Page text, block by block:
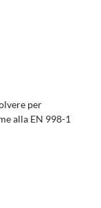
per
alla EN 998-1